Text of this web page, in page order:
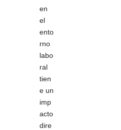
en
el
ento
rno
labo
ral
tien
e un
imp
acto
dire